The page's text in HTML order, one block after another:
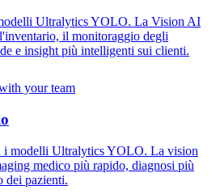
Ultralytics YOLO. La Vision AI
il monitoraggio degli
e insight più intelligenti sui clienti.
i modelli Ultralytics YOLO. La vision
medico più rapido, diagnosi più
dei pazienti.